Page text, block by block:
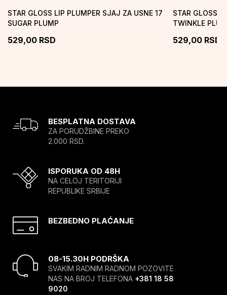
STAR GLOSS LIP PLUMPER SJAJ ZA USNE 17
SUGAR PLUMP
529,00 RSD
STAR GLOSS
TWINKLE
529,00 RSD
BESPLATNA DOSTAVA
ZA PORUDŽBINE PREKO
2.000 RSD.
ISPORUKA OD 48H
NA CELOJ TERITORIJI
REPUBLIKE SRBIJE
BEZBEDNO PLAĆANJE
08-15.30H PODRŠKA
SVAKIM RADNIM RADNOM POZOVITE
NAS NA BROJ TELEFONA +381 18 58
9020